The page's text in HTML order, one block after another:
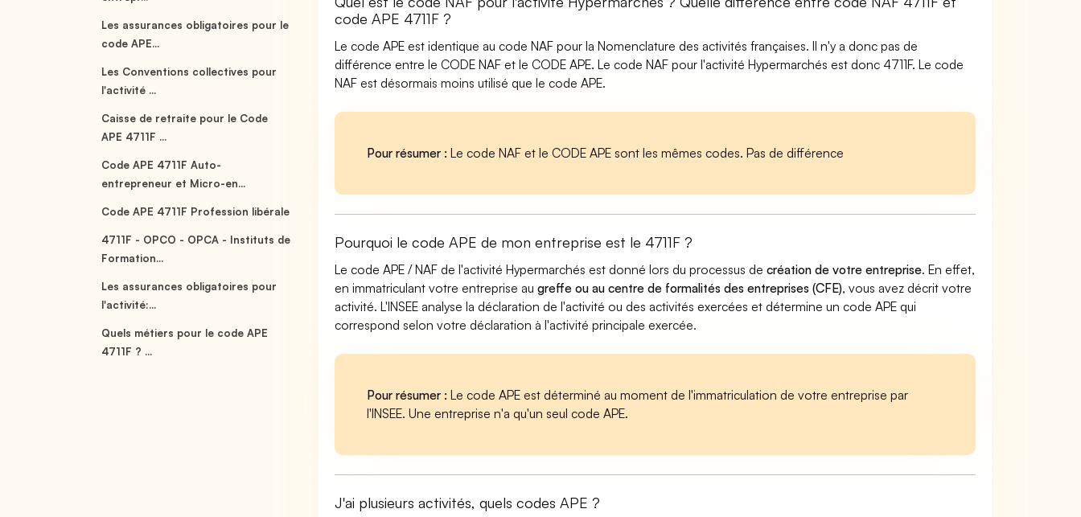
Les assurances obligatoires pour le
code APE...
Les Conventions collectives pour
l'activité ...
Caisse de retraite pour le Code
APE 4711F ...
Code APE 4711F Auto-
entrepreneur et Micro-en...
Code APE 4711F Profession libérale
4711F - OPCO - OPCA - Instituts de
Formation...
Les assurances obligatoires pour
l'activité:...
Quels métiers pour le code APE
4711F ? ...
code APE 4711F ?
Le code APE est identique au code NAF pour la Nomenclature des activités françaises. Il n'y a donc pas de
différence entre le CODE NAF et le CODE APE. Le code NAF pour l'activité Hypermarchés est donc 4711F. Le code
NAF est désormais moins utilisé que le code APE.
Pour résumer : Le code NAF et le CODE APE sont les mêmes codes. Pas de différence
Pourquoi le code APE de mon entreprise est le 4711F ?
Le code APE / NAF de l'activité Hypermarchés est donné lors du processus decréation de votre entreprise. En effet,
en immatriculant votre entreprise augreffe ou au centre de formalités des entreprises (CFE), vous avez décrit votre
activité. L'INSEE analyse la déclaration de l'activité ou des activités exercées et détermine un code APE qui
correspond selon votre déclaration à l'activité principale exercée.
Pour résumer : Le code APE est déterminé au moment de l'immatriculation de votre entreprise par
l'INSEE. Une entreprise n'a qu'un seul code APE.
J'ai plusieurs activités, quels codes APE ?